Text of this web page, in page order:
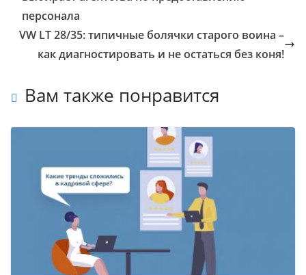
персонала
VW LT 28/35: типичные болячки старого воина –
как диагностировать и не остаться без коня!
Вам также понравится